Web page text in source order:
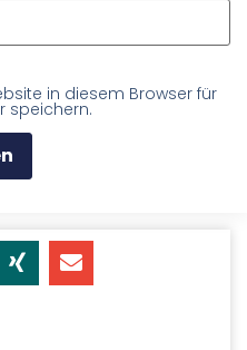
in diesem Browser für
speichern.